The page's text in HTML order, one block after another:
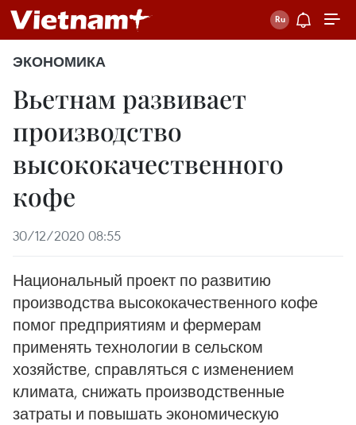
ЭКОНОМИКА
Вьетнам развивает
производство
высококачественного
кофе
30/12/2020 08:55
Национальный проект по развитию
производства высококачественного кофе
помог предприятиям и фермерам
применять технологии в сельском
хозяйстве, справляться с изменением
климата, снижать производственные
затраты и повышать экономическую